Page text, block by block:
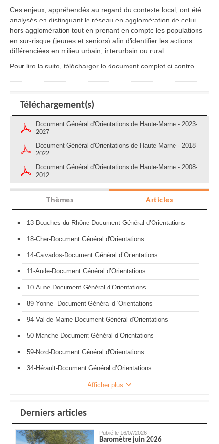
Ces enjeux, appréhendés au regard du contexte local, ont été
analysés en distinguant le réseau en agglomération de celui
hors agglomération tout en prenant en compte les populations
en sur-risque (jeunes et seniors) afin d'identifier les actions
différenciées en milieu urbain, interurbain ou rural.
Pour lire la suite, télécharger le document complet ci-contre.
Téléchargement(s)
Document Général d'Orientations de Haute-Marne - 2023-
2027
Document Général d'Orientations de Haute-Marne - 2018-
2022
Document Général d'Orientations de Haute-Marne - 2008-
2012
Thèmes Articles
13-Bouches-du-Rhône-Document Général d’Orientations
18-Cher-Document Général d'Orientations
14-Calvados-Document Général d’Orientations
11-Aude-Document Général d’Orientations
10-Aube-Document Général d’Orientations
89-Yonne- Document Général d 'Orientations
94-Val-de-Marne-Document Général d'Orientations
50-Manche-Document Général d’Orientations
59-Nord-Document Général d'Orientations
34-Hérault-Document Général d’Orientations
Afficher plus
Derniers articles
Publié le 16/07/2026
Baromètre juin 2026